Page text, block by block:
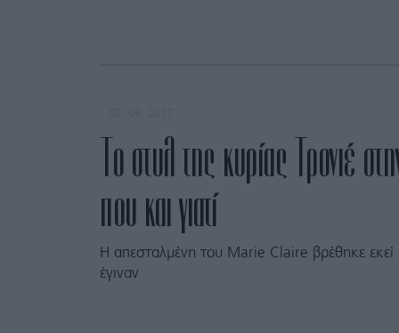
Το στυλ της κυρίας Τρονιέ
που και γιατί
Η απεσταλμένη του Marie Claire βρέθηκε εκεί
έγιναν